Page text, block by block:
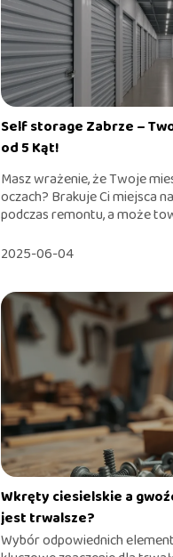
Self storage Zabrze –
od 5 Kąt!
Masz wrażenie, że Twoje
oczach? Brakuje Ci miejsca
podczas remontu, a może
2025-06-04
Wkręty ciesielskie a
jest trwalsze?
Wybór odpowiednich